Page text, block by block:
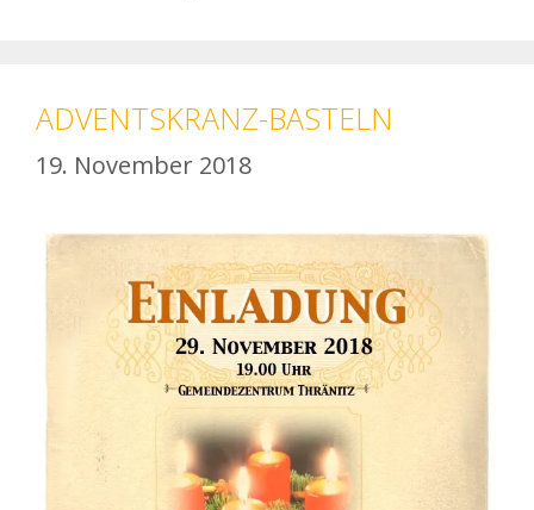
ADVENTSKRANZ-BASTELN
19. November 2018